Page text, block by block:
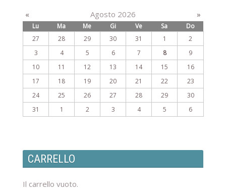
« Agosto 2026 »
Lu Ma Me Gi Ve Sa
Do
27
28 29 30 31 1
2
3
4 5 6 7 8
9
10
11 12 13 14 15
16
17
18 19 20 21 22
23
24
25 26 27 28 29
30
31
1 2 3 4 5 6
CARRELLO
Il carrello vuoto.